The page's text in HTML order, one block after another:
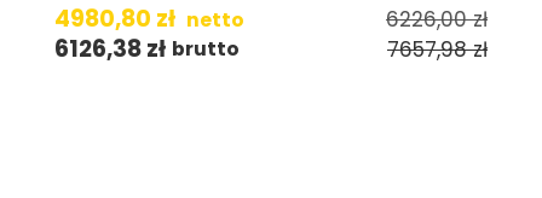
4980,80 zł netto 6226,00zł
6126,38zł brutto 7657,98zł